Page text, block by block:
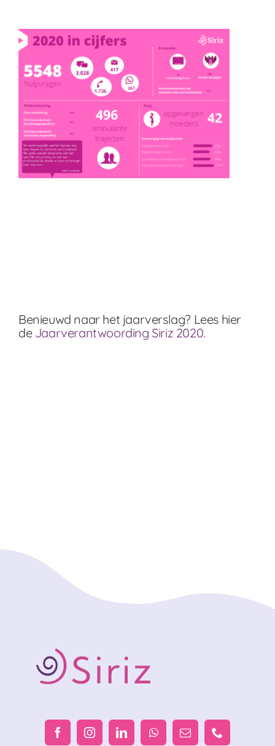
Benieuwd naar het jaarverslag? Lees hier
de Jaarverantwoording Siriz 2020.